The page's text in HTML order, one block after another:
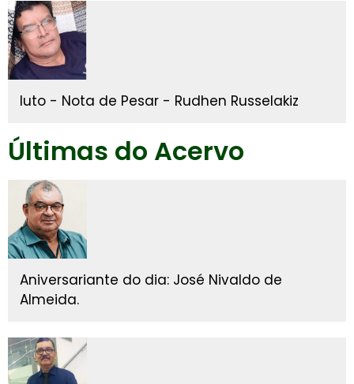
luto - Nota de Pesar - Rudhen Russelakiz
Últimas do Acervo
Aniversariante do dia: José Nivaldo de
Almeida.